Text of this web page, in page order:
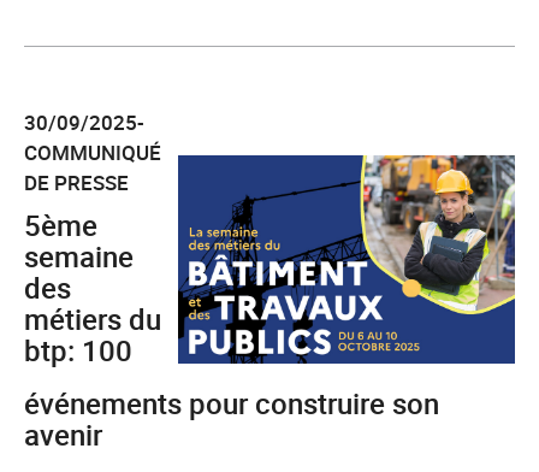
l'article
la
8e
Semaine
ReStart
dédiée
à
la
création
30/09/2025-
COMMUNIQUÉ
DE PRESSE
5ème
semaine
des
métiers du
btp: 100
événements pour construire son
avenir